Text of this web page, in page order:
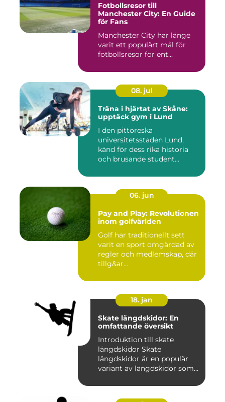
Fotbollsresor till
Manchester City: En Guide
för Fans
Manchester City har länge
varit ett populärt mål för
fotbollsresor för ent...
08. jul
Träna i hjärtat av Skåne:
upptäck gym i Lund
I den pittoreska
universitetsstaden Lund,
känd för dess rika historia
och brusande student...
06. jun
Pay and Play: Revolutionen
inom golfvärlden
Golf har traditionellt sett
varit en sport omgärdad av
regler och medlemskap, där
tillg&ar...
18. jan
Skate längdskidor: En
omfattande översikt
Introduktion till skate
längdskidor Skate
längdskidor är en populär
variant av längdskidor som